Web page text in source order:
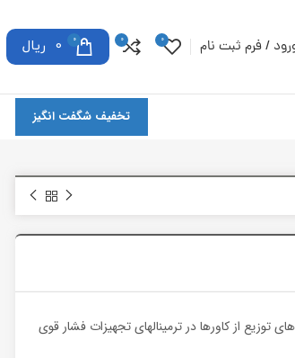
/ فرم ثبت نام 0
0
0
0 ریال
تخفیف شگفت انگیز
توزیع از کاورها در ترمینالهای تجهیزات فشار قوی